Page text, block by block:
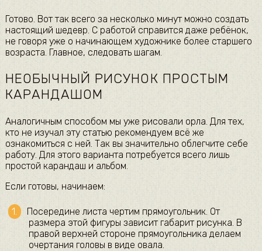
Готово. Вот так всего за несколько минут можно создать
настоящий шедевр. С работой справится даже ребёнок,
не говоря уже о начинающем художнике более старшего
возраста. Главное, следовать шагам.
НЕОБЫЧНЫЙ РИСУНОК ПРОСТЫМ
КАРАНДАШОМ
Аналогичным способом мы уже рисовали орла. Для тех,
кто не изучал эту статью рекомендуем всё же
ознакомиться с ней. Так вы значительно облегчите себе
работу. Для этого варианта потребуется всего лишь
простой карандаш и альбом.
Если готовы, начинаем:
Посередине листа чертим прямоугольник. От
размера этой фигуры зависит габарит рисунка. В
правой верхней стороне прямоугольника делаем
очертания головы в виде овала.